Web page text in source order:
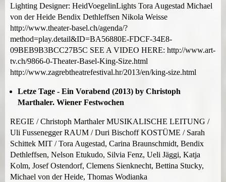
Lighting Designer: HeidVoegelinLights Tora Augestad Michael
von der Heide Bendix Dethleffsen Nikola Weisse
http://www.theater-basel.ch/agenda/?
method=play.detail&ID=BA56880E-FDCF-34E8-
09BEB9B3BCC27B5C SEE A VIDEO HERE: http://www.art-
tv.ch/9866-0-Theater-Basel-King-Size.html
http://www.zagrebtheatrefestival.hr/2013/en/king-size.html
Letze Tage - Ein Vorabend (2013) by Christoph
Marthaler. Wiener Festwochen
REGIE / Christoph Marthaler MUSIKALISCHE LEITUNG /
Uli Fussenegger RAUM / Duri Bischoff KOSTÜME / Sarah
Schittek MIT / Tora Augestad, Carina Braunschmidt, Bendix
Dethleffsen, Nelson Etukudo, Silvia Fenz, Ueli Jäggi, Katja
Kolm, Josef Ostendorf, Clemens Sienknecht, Bettina Stucky,
Michael von der Heide, Thomas Wodianka